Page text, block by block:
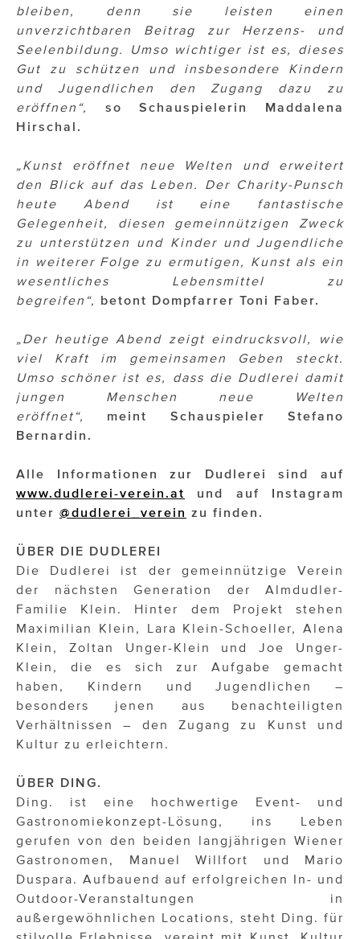
bleiben, denn sie leisten einen
unverzichtbaren Beitrag zur Herzens- und
Seelenbildung. Umso wichtiger ist es, dieses
Gut zu schützen und insbesondere Kindern
und Jugendlichen den Zugang dazu zu
eröffnen“,
so Schauspielerin Maddalena
Hirschal.
„Kunst eröffnet neue Welten und erweitert
den Blick auf das Leben. Der Charity-Punsch
heute Abend ist eine fantastische
Gelegenheit, diesen gemeinnützigen Zweck
zu unterstützen und Kinder und Jugendliche
in weiterer Folge zu ermutigen, Kunst als ein
wesentliches Lebensmittel zu
begreifen“, betont Dompfarrer Toni Faber.
„Der heutige Abend zeigt eindrucksvoll, wie
viel Kraft im gemeinsamen Geben steckt.
Umso schöner ist es, dass die Dudlerei damit
jungen Menschen neue Welten
eröffnet“,
meint Schauspieler Stefano
Bernardin.
Alle Informationen zur Dudlerei sind auf
www.dudlerei-verein.at
und auf Instagram
unter @dudlerei_verein zu finden.
ÜBER DIE DUDLEREI
Die Dudlerei ist der gemeinnützige Verein
der nächsten Generation der Almdudler-
Familie Klein. Hinter dem Projekt stehen
Maximilian Klein, Lara Klein-Schoeller, Alena
Klein, Zoltan Unger-Klein und Joe Unger-
Klein, die es sich zur Aufgabe gemacht
haben, Kindern und Jugendlichen –
besonders jenen aus benachteiligten
Verhältnissen – den Zugang zu Kunst und
Kultur zu erleichtern.
ÜBER DING.
Ding. ist eine hochwertige Event- und
Gastronomiekonzept-Lösung, ins Leben
gerufen von den beiden langjährigen Wiener
Gastronomen, Manuel Willfort und Mario
Duspara. Aufbauend auf erfolgreichen In- und
Outdoor-Veranstaltungen in
außergewöhnlichen Locations, steht Ding. für